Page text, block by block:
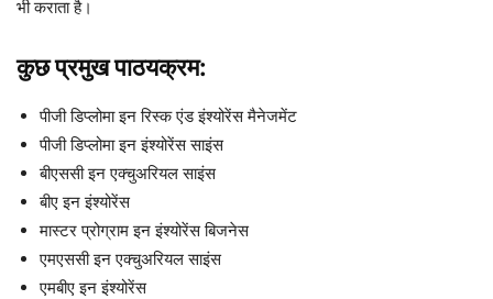
भी कराता है।
कुछ प्रमुख पाठयक्रम:
पीजी डिप्लोमा इन रिस्क एंड इंश्योरेंस मैनेजमेंट
पीजी डिप्लोमा इन इंश्योरेंस साइंस
बीएससी इन एक्चुअरियल साइंस
बीए इन इंश्योरेंस
मास्टर प्रोग्राम इन इंश्योरेंस बिजनेस
एमएससी इन एक्चुअरियल साइंस
एमबीए इन इंश्योरेंस